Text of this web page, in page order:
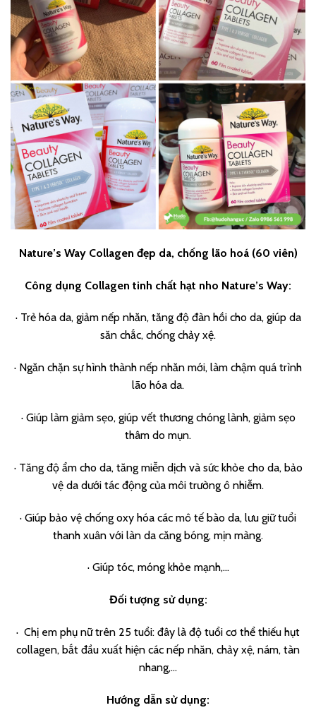
Nature’s Way Collagen đẹp da, chống lão hoá (60 viên)
Công dụng Collagen tinh chất hạt nho Nature’s Way:
· Trẻ hóa da, giảm nếp nhăn, tăng độ đàn hồi cho da, giúp da
săn chắc, chống chảy xệ.
· Ngăn chặn sự hình thành nếp nhăn mới, làm chậm quá trình
lão hóa da.
· Giúp làm giảm sẹo, giúp vết thương chóng lành, giảm sẹo
thâm do mụn.
· Tăng độ ẩm cho da, tăng miễn dịch và sức khỏe cho da, bảo
vệ da dưới tác động của môi trường ô nhiễm.
· Giúp bảo vệ chống oxy hóa các mô tế bào da, lưu giữ tuổi
thanh xuân với làn da căng bóng, mịn màng.
· Giúp tóc, móng khỏe mạnh,…
Đối tượng sử dụng:
· Chị em phụ nữ trên 25 tuổi: đây là độ tuổi cơ thể thiếu hụt
collagen, bắt đầu xuất hiện các nếp nhăn, chảy xệ, nám, tàn
nhang,…
Hướng dẫn sử dụng: